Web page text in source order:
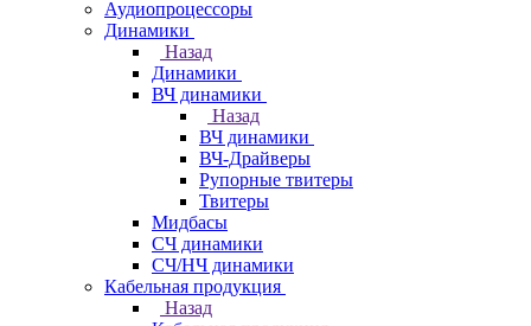
Аудиопроцессоры
Динамики
Назад
Динамики
ВЧ динамики
Назад
ВЧ динамики
ВЧ-Драйверы
Рупорные твитеры
Твитеры
Мидбасы
СЧ динамики
СЧ/НЧ динамики
Кабельная продукция
Назад